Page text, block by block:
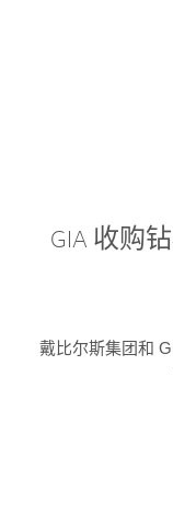
GIA 收购
戴比尔斯集团和